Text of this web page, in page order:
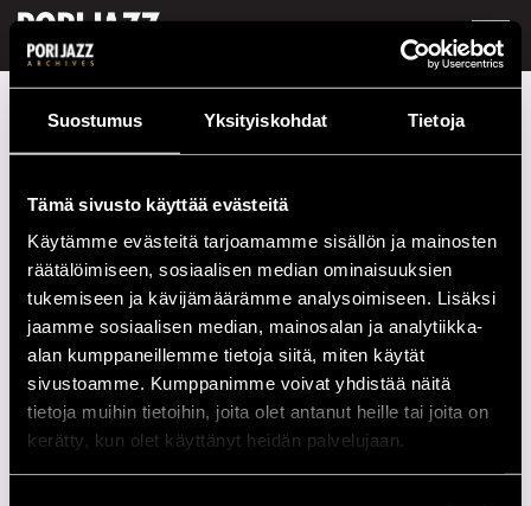
Suostumus Yksityiskohdat Tietoja
Tämä sivusto käyttää evästeitä
Käytämme evästeitä tarjoamamme sisällön ja mainosten
räätälöimiseen, sosiaalisen median ominaisuuksien
tukemiseen ja kävijämäärämme analysoimiseen. Lisäksi
jaamme sosiaalisen median, mainosalan ja analytiikka-
alan kumppaneillemme tietoja siitä, miten käytät
sivustoamme. Kumppanimme voivat yhdistää näitä
tietoja muihin tietoihin, joita olet antanut heille tai joita on
kerätty, kun olet käyttänyt heidän palvelujaan.
Festivaalivuodet Verneri Pohjola
NIMI INSTRUMENTTI
Verneri Pohjola
Esiintymiset vuonna 2005
PÄIVÄ AIKA PAIKKA
22.07.2005 21.00 Cafe Jazz